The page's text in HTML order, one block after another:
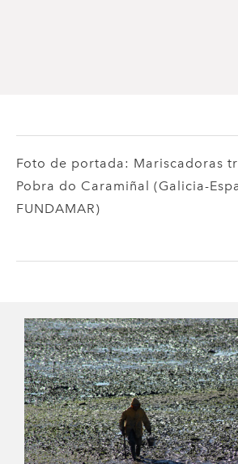
Foto de portada: Mariscadoras
Pobra do Caramiñal (Galicia-
FUNDAMAR)